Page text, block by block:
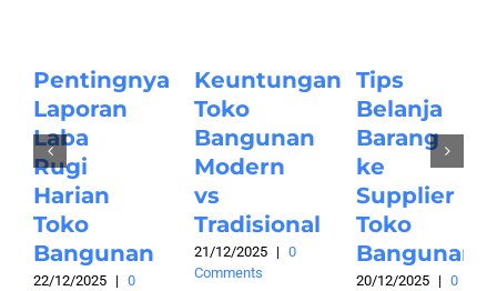
Pentingnya
Laporan
Laba
Rugi
Harian
Toko
Bangunan
22/12/2025 | 0
Keuntungan
Toko
Bangunan
Modern
vs
Tradisional
21/12/2025 |
0
Comments
Tips
Belanja
Barang
ke
Supplier
Toko
Bangunan
20/12/2025 | 0